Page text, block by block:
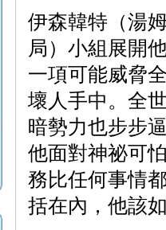
伊森韓特（湯
局）小組展開
一項可能威脅
壞人手中。全
暗勢力也步步
他面對神祕可
務比任何事情
括在內，他該